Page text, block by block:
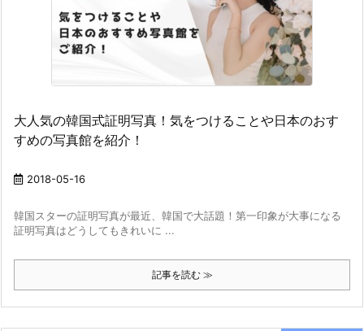
大人気の韓国式証明写真！気をつけることや日本のおす
すめの写真館を紹介！
2018-05-16
韓国スターの証明写真が最近、韓国で大話題！第一印象が大事になる
証明写真はどうしてもきれいに ...
記事を読む ≫